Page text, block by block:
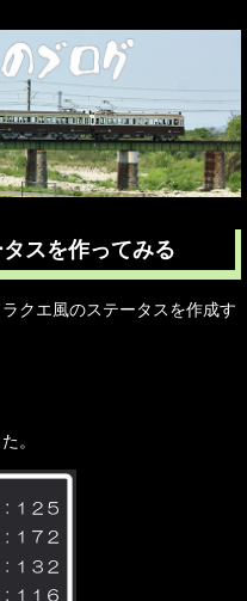
スを作ってみる
クエ風のステータスを作成す
。